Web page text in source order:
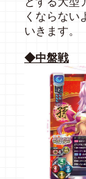
くならない
いきます。
◆中盤戦